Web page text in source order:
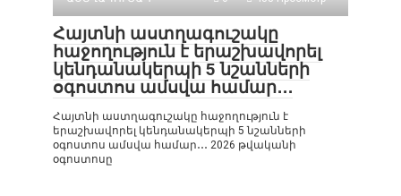
Հայտնի աստղագուշակը
հաջողություն է երաշխավորել
կենդանակերպի 5 նշանների
օգոստոս ամսվա համար․․․
Հայտնի աստղագուշակը հաջողություն է
երաշխավորել կենդանակերպի 5 նշանների
օգոստոս ամսվա համար․․․ 2026 թվականի
օգոստոսը